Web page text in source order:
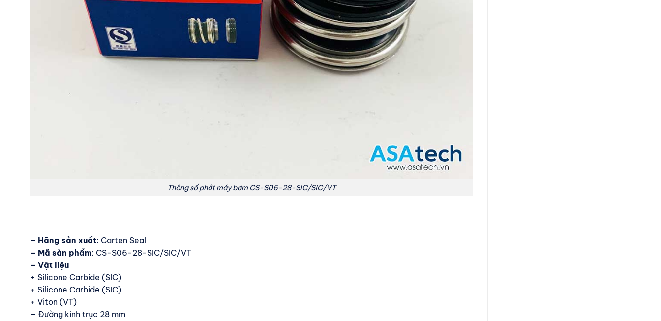
Thông số phớt máy bơm CS-S06-28-SIC/SIC/VT
– Hãng sản xuất: Carten Seal
– Mã sản phẩm: CS-S06-28-SIC/SIC/VT
– Vật liệu
+ Silicone Carbide (SIC)
+ Silicone Carbide (SIC)
+ Viton (VT)
– Đường kính trục 28 mm